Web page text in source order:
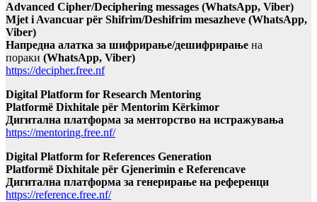
Advanced Cipher/Deciphering messages (WhatsApp, Viber)
Mjet i Avancuar për Shifrim/Deshifrim mesazheve (WhatsApp,
Viber)
Напредна алатка за шифрирање/дешифрирање на
пораки (WhatsApp, Viber)
https://decipher.free.nf
Digital Platform for Research Mentoring
Platformë Dixhitale për Mentorim Kërkimor
Дигитална платформа за менторство на истражувања
https://mentoring.free.nf/
Digital Platform for References Generation
Platformë Dixhitale për Gjenerimin e Referencave
Дигитална платформа за генерирање на референци
https://reference.free.nf/